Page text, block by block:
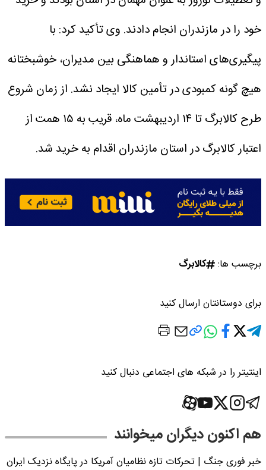
خود را در مازندران انجام دادند. وی تأکید کرد: با
پیگیری‌های استاندار و هماهنگی بین مدیران، خوشبختانه
هیچ گونه کمبودی در تأمین کالا ایجاد نشد. از زمان شروع
طرح کالابرگ تا ۱۴ اردیبهشت ماه، قریب به ۱۵ همت از
اعتبار کالابرگ در استان مازندران اقدام به خرید شد.
برچسب ها: کالابرگ
برای دوستانتان ارسال کنید
اینتیتر را در شبکه های اجتماعی دنبال کنید
هم اکنون دیگران میخوانند
خبر فوری جنگ | تحرکات تازه نظامیان آمریکا در پایگاه نزدیک ایران